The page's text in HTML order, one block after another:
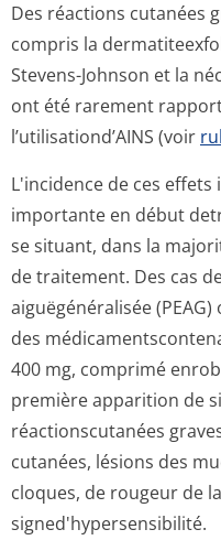
Des réactions cutanées
compris la
Stevens-Johnson et la
ont été rarement
l’utilisationd’AINS (voir
L'incidence de ces
importante en début
se situant, dans la
de traitement. Des cas
aiguëgénéralisée
des
400 mg, comprimé
première apparition de
réactionscutanées
cutanées, lésions des
cloques, de rougeur de
signed'hypersen­sibilité.